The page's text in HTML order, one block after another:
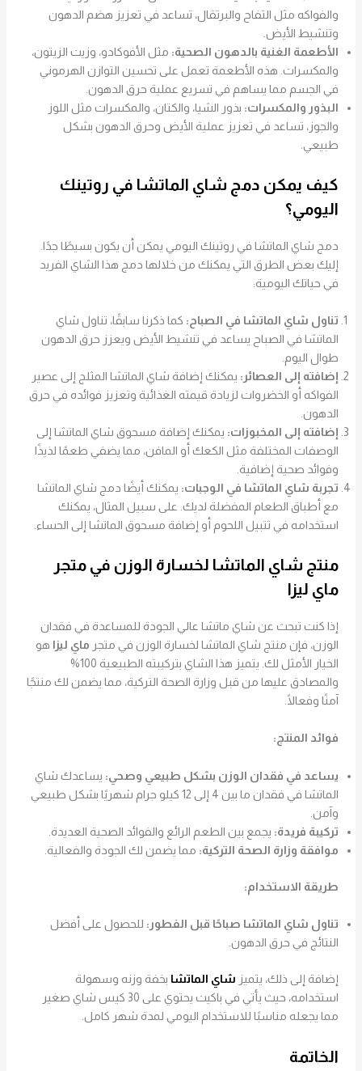
والفواكه مثل التفاح والبرتقال، تساعد في تعزيز هضم الدهون
وتنشيط الأيض.
الأطعمة الغنية بالدهون الصحية: مثل الأفوكادو، وزيت الزيتون،
والمكسرات. هذه الأطعمة تعمل على تحسين التوازن الهرموني
في الجسم مما يساهم في تسريع عملية حرق الدهون.
البذور والمكسرات: بذور الشيا، والكتان، والمكسرات مثل اللوز
والجوز، تساعد في تعزيز عملية الأيض وحرق الدهون بشكل
طبيعي.
كيف يمكن دمج شاي الماتشا في روتينك
اليومي؟
دمج شاي الماتشا في روتينك اليومي يمكن أن يكون بسيطًا جدًا.
إليك بعض الطرق التي يمكنك من خلالها دمج هذا الشاي الفريد
في حياتك اليومية:
تناول شاي الماتشا في الصباح: كما ذكرنا سابقًا، تناول شاي
الماتشا في الصباح يساعد في تنشيط الأيض ويعزز حرق الدهون
طوال اليوم.
إضافته إلى العصائر: يمكنك إضافة شاي الماتشا المثلج إلى عصير
الفواكه أو الخضروات لزيادة قيمته الغذائية وتعزيز فوائده في حرق
الدهون.
إضافته إلى المخبوزات: يمكنك إضافة مسحوق شاي الماتشا إلى
الوصفات المختلفة مثل الكعك أو المافن، مما يضفي طعمًا لذيذًا
وفوائد صحية إضافية.
تجربة شاي الماتشا في الوجبات: يمكنك أيضًا دمج شاي الماتشا
مع أطباق الطعام المفضلة لديك. على سبيل المثال، يمكنك
استخدامه في تتبيل اللحوم أو إضافة مسحوق الماتشا إلى الحساء.
منتج شاي الماتشا لخسارة الوزن في متجر
ماي ليزا
إذا كنت تبحث عن شاي ماتشا عالي الجودة للمساعدة في فقدان
الوزن، فإن منتج شاي الماتشا لخسارة الوزن في متجر ماي ليزا هو
الخيار الأمثل لك. يتميز هذا الشاي بتركيبته الطبيعية 100%
والمصادق عليها من قبل وزارة الصحة التركية، مما يضمن لك منتجًا
آمنًا وفعالًا.
فوائد المنتج:
يساعد في فقدان الوزن بشكل طبيعي وصحي: يساعدك شاي
الماتشا في فقدان ما بين 4 إلى 12 كيلو جرام شهريًا بشكل طبيعي
وآمن.
تركيبة فريدة: يجمع بين الطعم الرائع والفوائد الصحية العديدة.
موافقة وزارة الصحة التركية: مما يضمن لك الجودة والفعالية.
طريقة الاستخدام:
تناول شاي الماتشا صباحًا قبل الفطور: للحصول على أفضل
النتائج في حرق الدهون.
إضافة إلى ذلك، يتميز شاي الماتشا بخفة وزنه وسهولة
استخدامه، حيث يأتي في باكيت يحتوي على 30 كيس شاي صغير
مما يجعله مناسبًا للاستخدام اليومي لمدة شهر كامل.
الخاتمة